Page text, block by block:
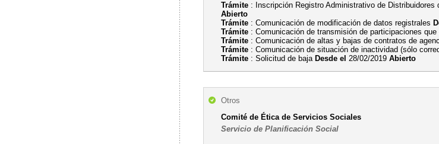
Trámite : Inscripción Registro Administrativo de
Abierto
Trámite : Comunicación de modificación de datos registrales
Trámite : Comunicación de transmisión de participaciones
Trámite : Comunicación de altas y bajas de contratos de
Trámite : Comunicación de situación de inactividad (sólo
Trámite : Solicitud de baja Desde el 28/02/2019Abierto
Otros
Comité de Ética de Servicios Sociales
Servicio de Planificación Social